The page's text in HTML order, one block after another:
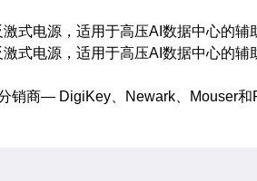
电源，适用于高压AI数据中心的辅
电源，适用于高压AI数据中心的辅
商— DigiKey、Newark、Mouser和